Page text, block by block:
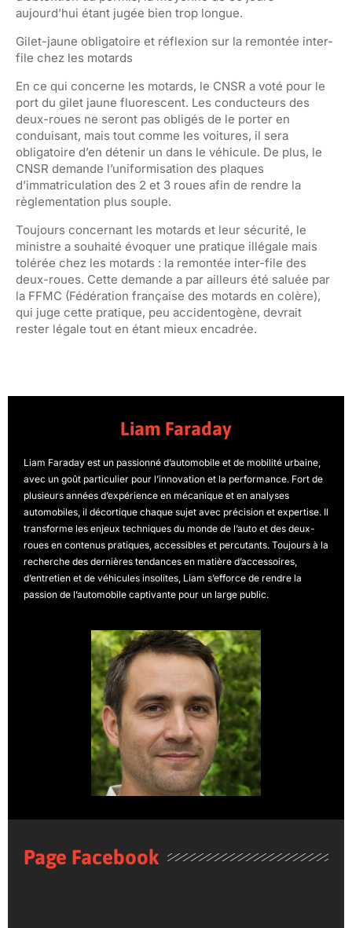
aujourd’hui étant jugée bien trop longue.
Gilet-jaune obligatoire et réflexion sur la remontée inter-
file chez les motards
En ce qui concerne les motards, le CNSR a voté pour le
port du gilet jaune fluorescent. Les conducteurs des
deux-roues ne seront pas obligés de le porter en
conduisant, mais tout comme les voitures, il sera
obligatoire d’en détenir un dans le véhicule. De plus, le
CNSR demande l’uniformisation des plaques
d’immatriculation des 2 et 3 roues afin de rendre la
règlementation plus souple.
Toujours concernant les motards et leur sécurité, le
ministre a souhaité évoquer une pratique illégale mais
tolérée chez les motards : la remontée inter-file des
deux-roues. Cette demande a par ailleurs été saluée par
la FFMC (Fédération française des motards en colère),
qui juge cette pratique, peu accidentogène, devrait
rester légale tout en étant mieux encadrée.
Liam Faraday
Liam Faraday est un passionné d’automobile et de mobilité urbaine,
avec un goût particulier pour l’innovation et la performance. Fort de
plusieurs années d’expérience en mécanique et en analyses
automobiles, il décortique chaque sujet avec précision et expertise. Il
transforme les enjeux techniques du monde de l’auto et des deux-
roues en contenus pratiques, accessibles et percutants. Toujours à la
recherche des dernières tendances en matière d’accessoires,
d’entretien et de véhicules insolites, Liam s’efforce de rendre la
passion de l’automobile captivante pour un large public.
Page Facebook